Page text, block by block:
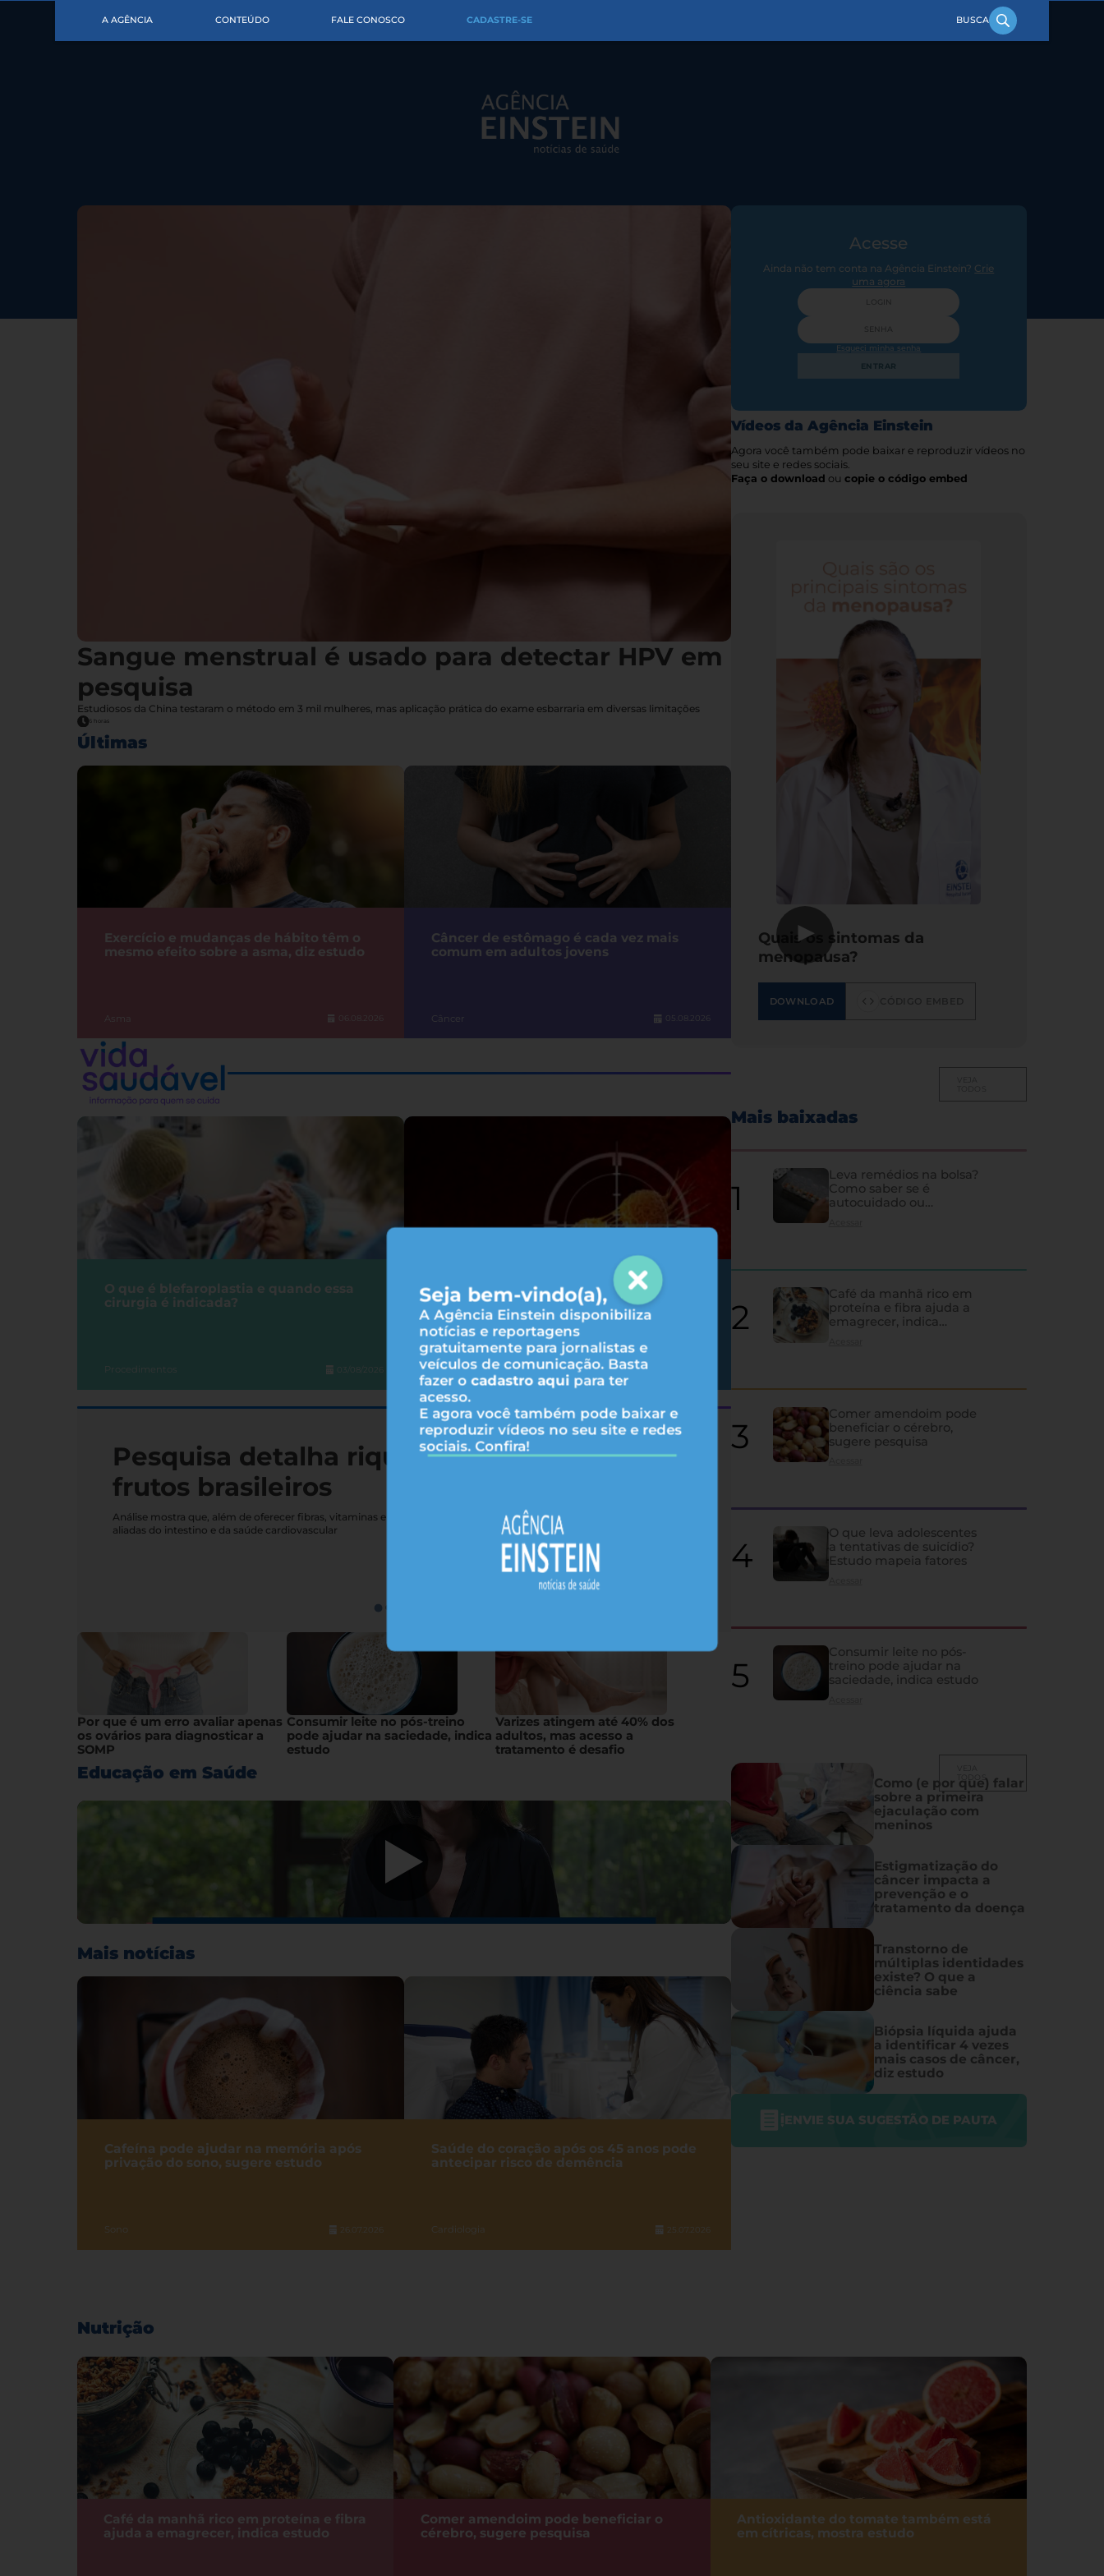
A AGÊNCIA CONTEÚDO FALE CONOSCO CADASTRE-SE
Seja bem-vindo(a),
A Agência Einstein disponibiliza
notícias e reportagens
gratuitamente para jornalistas e
veículos de comunicação. Basta
fazer ocadastro aqui para ter
acesso.
E agora você também pode baixar e
reproduzir vídeos no seu site e redes
sociais. Confira!
Sangue menstrual é usado para detectar HPV em
pesquisa
Estudiosos da China testaram o método em 3 mil mulheres, mas aplicação prática do exame esbarraria em diversas limitações
6 horas
Últimas
Exercício e mudanças de hábito têm o
mesmo efeito sobre a asma, diz estudo
Asma 06.08.2026
Câncer de estômago é cada vez mais
comum em adultos jovens
Câncer 05.08.2026
O que é blefaroplastia e quando essa
cirurgia é indicada?
Procedimentos 03/08/2026
Como as terapias-alvo agem no
tratamento do câncer?
Oncologia
Pesquisa detalha riqueza nutricional de 19
frutos brasileiros
Análise mostra que, além de oferecer fibras, vitaminas e sais minerais, alimentos nativos concentram substâncias
aliadas do intestino e da saúde cardiovascular
Os sinais de que a
despercebidos e os principais problemas que atingem a glândula
Por que é um erro avaliar apenas
os ovários para diagnosticar a
SOMP
Consumir leite no pós-treino
pode ajudar na saciedade, indica
estudo
Varizes atingem até 40% dos
adultos, mas acesso a
tratamento é desafio
Educação em Saúde
Mais notícias
Cafeína pode ajudar na memória após
privação do sono, sugere estudo
Sono 26.07.2026
Saúde do coração após os 45 anos pode
antecipar risco de demência
Cardiologia 25.07.2026
Acesse
Ainda não tem conta na Agência Einstein? Crie
uma agora
Esqueci minha senha
ENTRAR
Vídeos da Agência Einstein
Agora você também pode baixar e reproduzir vídeos no
seu site e redes sociais.
Faça o download ou copie o código embed
▶
Quais os sintomas da
menopausa?
DOWNLOAD
Mais baixadas
Leva remédios na bolsa?
Como saber se é
autocuidado ou
hipocondria
Acessar
Café da manhã rico em
proteína e fibra ajuda a
emagrecer, indica
Comer amendoim pode
beneficiar o cérebro,
sugere pesquisa
Acessar
O que leva adolescentes
a tentativas de suicídio?
Estudo mapeia fatores
Acessar
Consumir leite no pós-
treino pode ajudar na
saciedade, indica estudo
Acessar
TODOS
Como (e por que) falar
sobre a primeira
ejaculação com
meninos
Estigmatização do
câncer impacta a
prevenção e o
tratamento da doença
Transtorno de
múltiplas identidades
existe? O que a
ciência sabe
Biópsia líquida ajuda
a identificar 4 vezes
mais casos de câncer,
diz estudo
ENVIE SUA SUGESTÃO DE PAUTA
Nutrição
Café da manhã rico em proteína e fibra
ajuda a emagrecer, indica estudo
Comer amendoim pode beneficiar o
cérebro, sugere pesquisa
Antioxidante do tomate também está
em cítricas, mostra estudo